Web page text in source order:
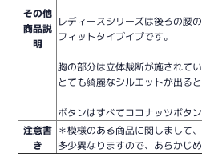
その他
商品説
明
レディースシリーズは後ろの腰
フィットタイプイプです。
胸の部分は立体裁断が施されてい
とても綺麗なシルエットが出ると
ボタンはすべてココナッツボタ
注意書
き
＊模様のある商品に関しまして
多少異なりますので、あらかじ